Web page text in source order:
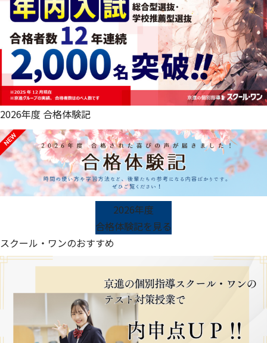
2026年度 合格体験記
2026年度
合格体験記を見る
スクール・ワンのおすすめ